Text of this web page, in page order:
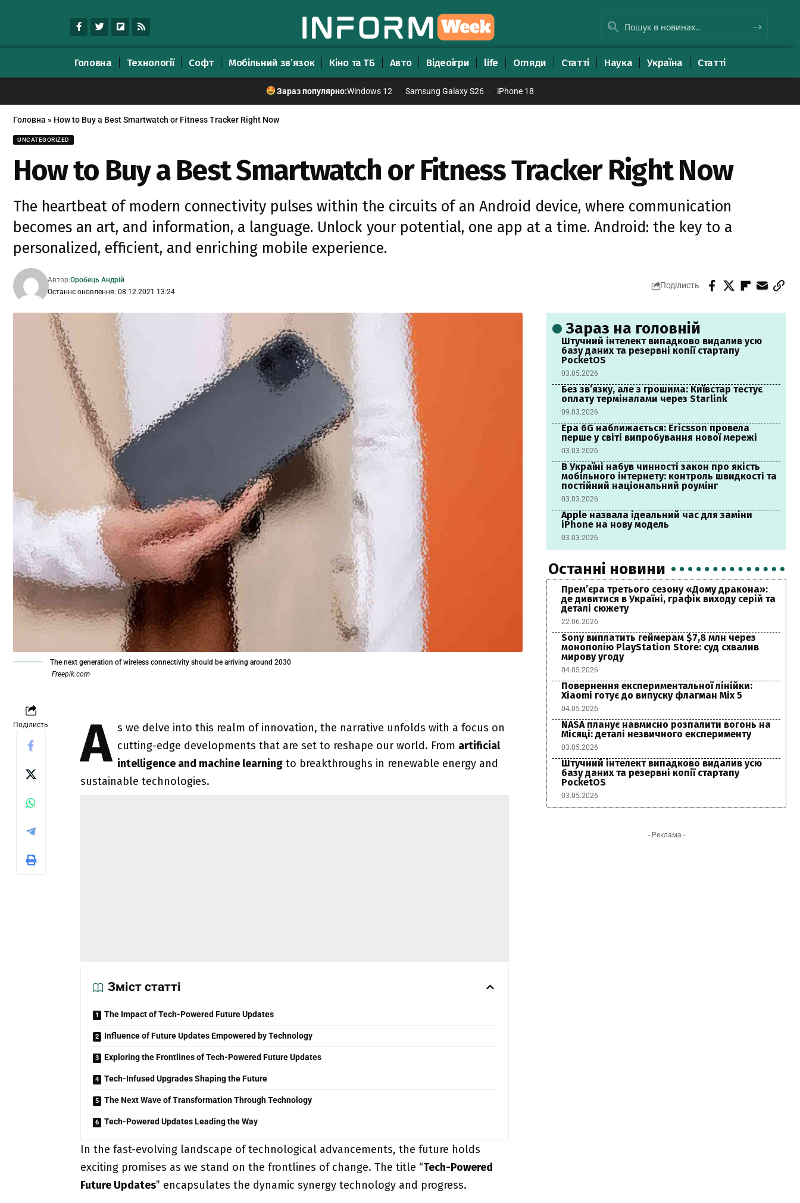
Головна Технології Софт Мобільний зв’язок Кіно та ТБ Авто Відеоігри life Огляди Статті Наука Україна Статті
Зараз популярно:Windows 12 Samsung Galaxy S26 iPhone 18
Головна » How to Buy a Best Smartwatch or Fitness Tracker Right Now
UNCATEGORIZED
How to Buy a Best Smartwatch or Fitness Tracker Right Now
The heartbeat of modern connectivity pulses within the circuits of an Android device, where communication
becomes an art, and information, a language. Unlock your potential, one app at a time. Android: the key to a
personalized, efficient, and enriching mobile experience.
Останнє оновлення: 08.12.2021 13:24
Автор:Оробець Андрій
Поділисть
The next generation of wireless connectivity should be arriving around 2030
Freepik.com
Поділисть A s we delve into this realm of innovation, the narrative unfolds with a focus on
cutting-edge developments that are set to reshape our world. From artificial
intelligence and machine learningto breakthroughs in renewable energy and
sustainable technologies.
Зміст статті
The Impact of Tech-Powered Future Updates
Influence of Future Updates Empowered by Technology
Exploring the Frontlines of Tech-Powered Future Updates
Tech-Infused Upgrades Shaping the Future
The Next Wave of Transformation Through Technology
Tech-Powered Updates Leading the Way
In the fast-evolving landscape of technological advancements, the future holds
exciting promises as we stand on the frontlines of change. The title “Tech-Powered
Future Updates” encapsulates the dynamic synergy technology and progress.
Зараз на головній
Штучний інтелект випадково видалив усю
базу даних та резервні копії стартапу
PocketOS
03.05.2026
Без зв’язку, але з грошима: Київстар тестує
оплату терміналами через Starlink
09.03.2026
Ера 6G наближається: Ericsson провела
перше у світі випробування нової мережі
03.03.2026
В Україні набув чинності закон про якість
мобільного інтернету: контроль швидкості та
постійний національний роумінг
03.03.2026
Apple назвала ідеальний час для заміни
iPhone на нову модель
03.03.2026
Останні новини
Прем’єра третього сезону «Дому дракона»:
де дивитися в Україні, графік виходу серій та
деталі сюжету
22.06.2026
Sony виплатить геймерам $7,8 млн через
монополію PlayStation Store: суд схвалив
мирову угоду
04.05.2026
Повернення експериментальної лінійки:
Xiaomi готує до випуску флагман Mix 5
04.05.2026
NASA планує навмисно розпалити вогонь на
Місяці: деталі незвичного експерименту
03.05.2026
Штучний інтелект випадково видалив усю
базу даних та резервні копії стартапу
PocketOS
03.05.2026
- Реклама -